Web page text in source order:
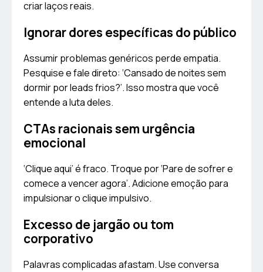
criar laços reais.
Ignorar dores específicas do público
Assumir problemas genéricos perde empatia.
Pesquise e fale direto: ‘Cansado de noites sem
dormir por leads frios?’. Isso mostra que você
entende a luta deles.
CTAs racionais sem urgência
emocional
‘Clique aqui’ é fraco. Troque por ‘Pare de sofrer e
comece a vencer agora’. Adicione emoção para
impulsionar o clique impulsivo.
Excesso de jargão ou tom
corporativo
Palavras complicadas afastam. Use conversa